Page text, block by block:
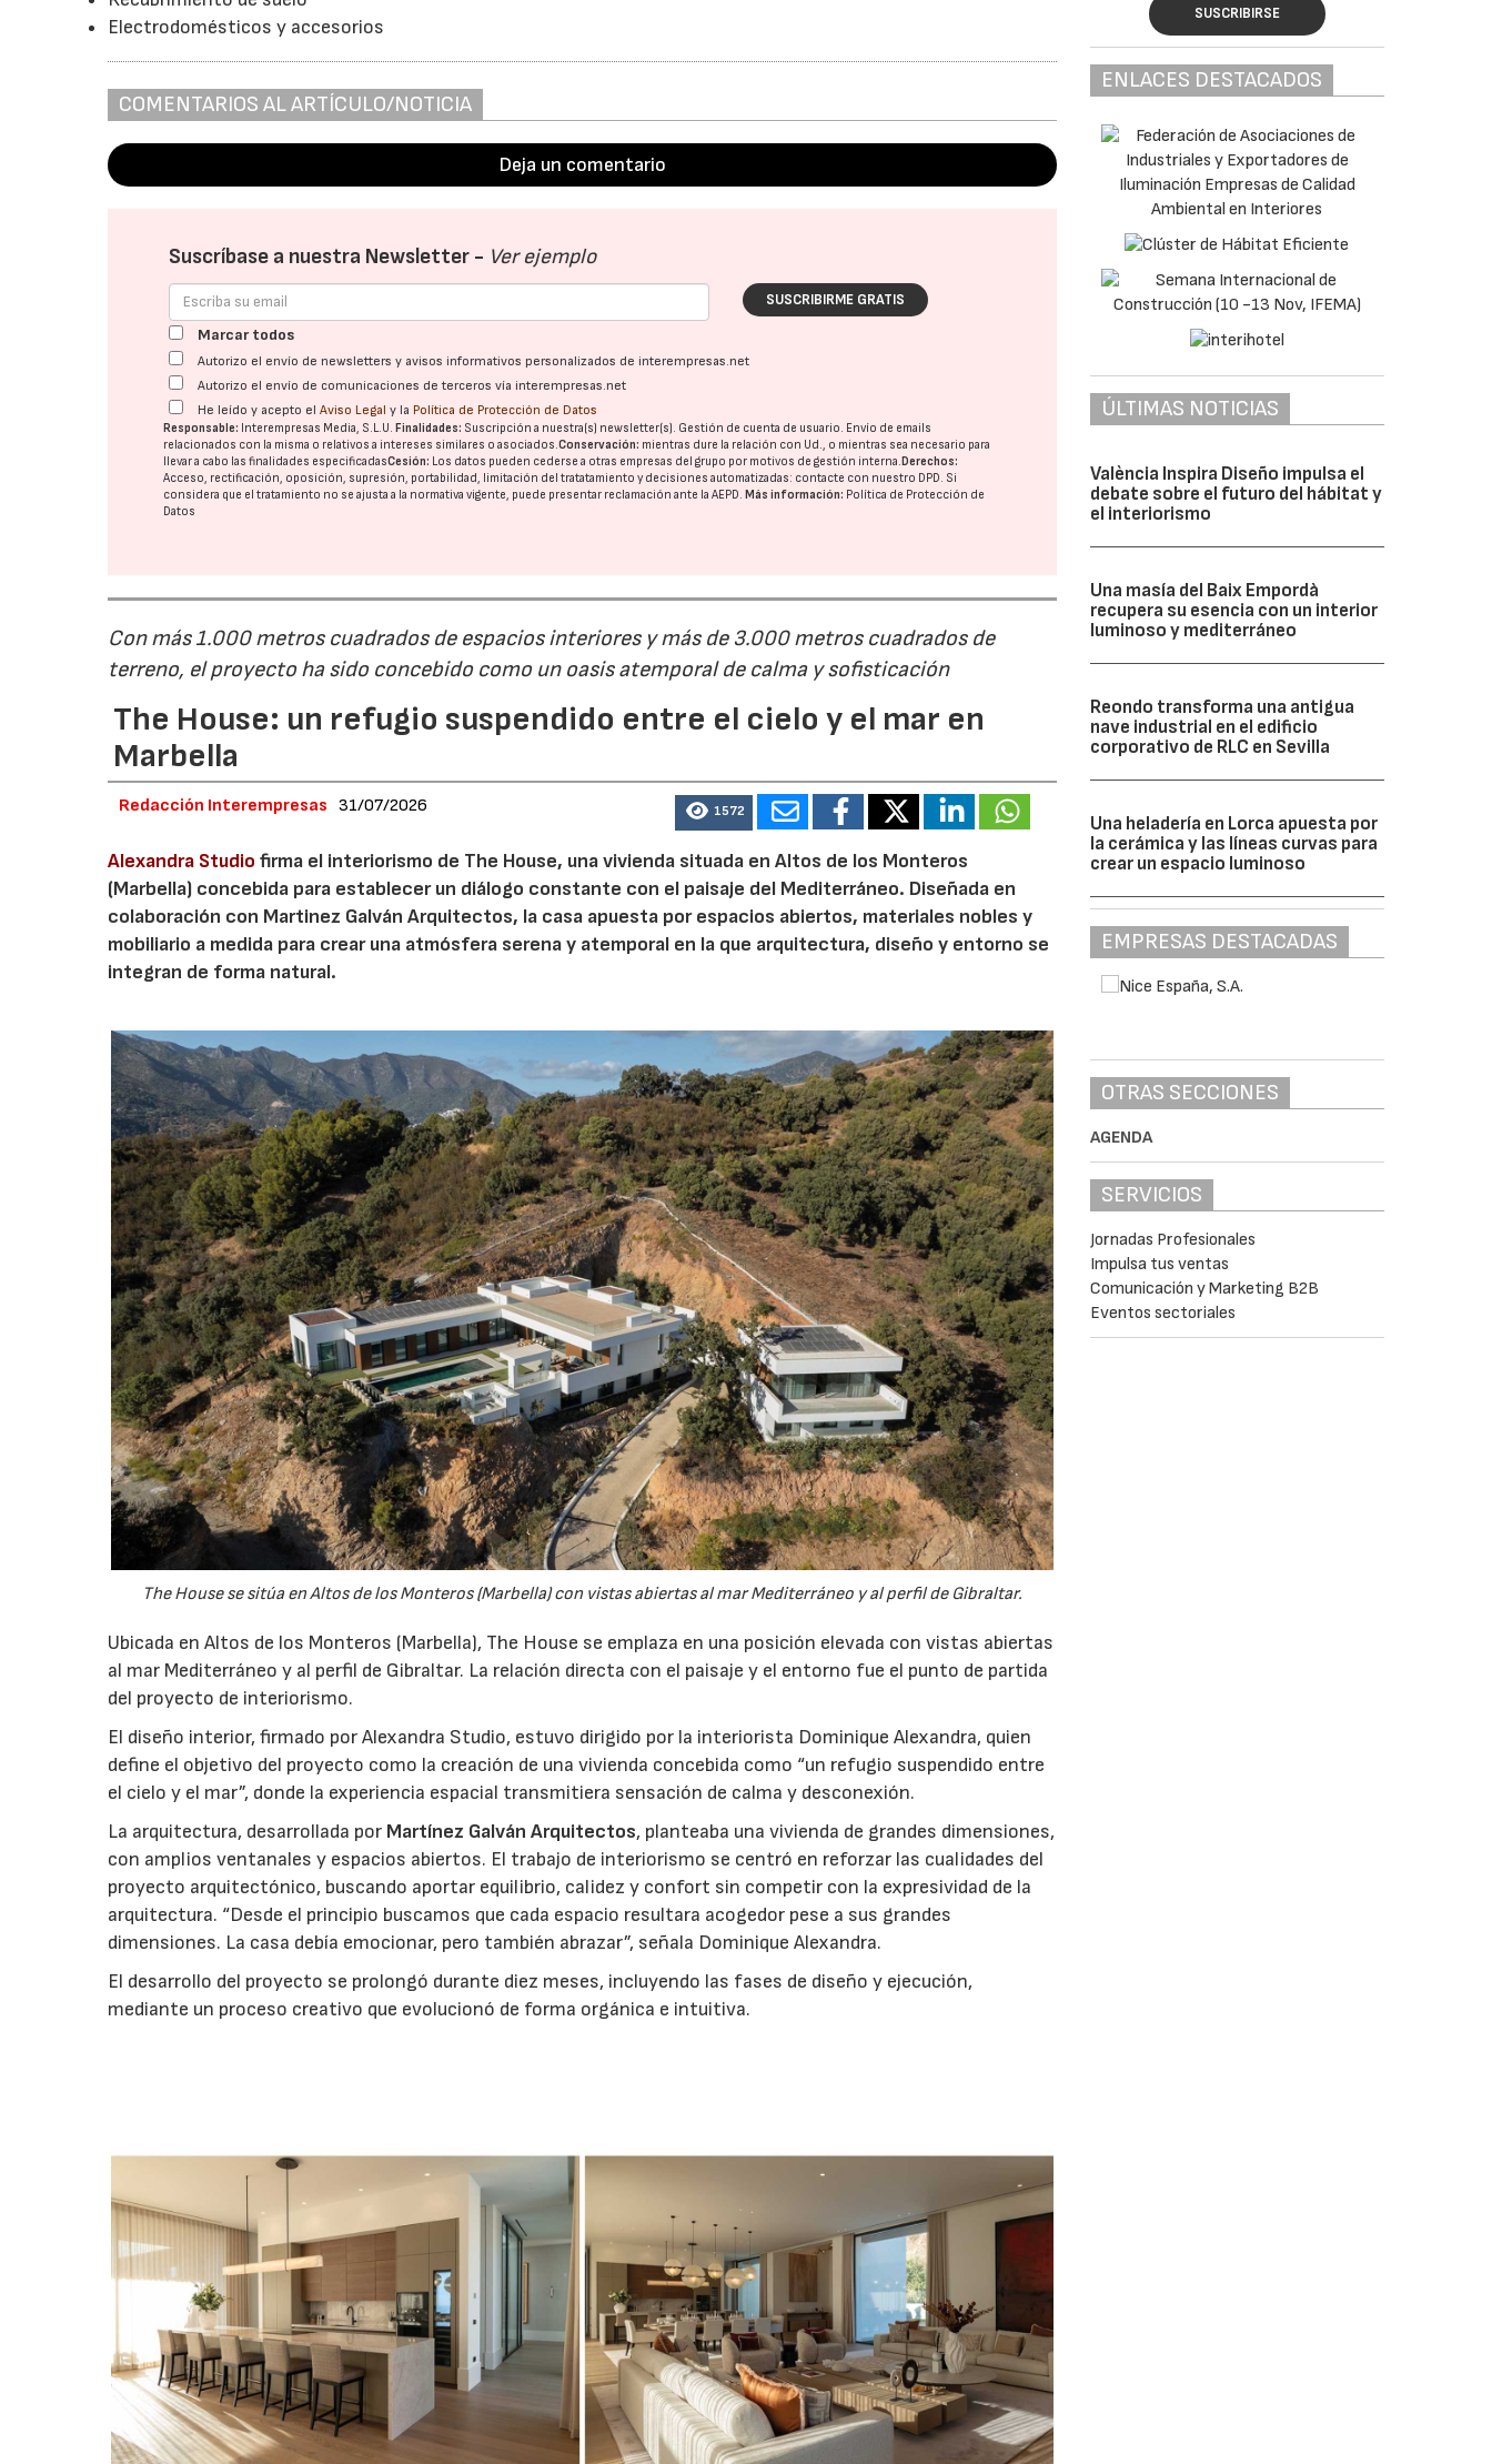
Electrodomésticos y accesorios
COMENTARIOS AL ARTÍCULO/NOTICIA
Deja un comentario
Suscríbase a nuestra Newsletter - Ver ejemplo
SUSCRIBIRME GRATIS
Marcar todos
Autorizo el envío de newsletters y avisos informativos personalizados de interempresas.net
Autorizo el envío de comunicaciones de terceros vía interempresas.net
He leído y acepto elAviso Legal y la Política de Protección de Datos
Responsable: Interempresas Media, S.L.U.Finalidades: Suscripción a nuestra(s) newsletter(s). Gestión de cuenta de usuario. Envío de emails
relacionados con la misma o relativos a intereses similares o asociados.Conservación: mientras dure la relación con Ud., o mientras sea necesario para
llevar a cabo las finalidades especificadasCesión: Los datos pueden cederse a otras empresas del grupo por motivos de gestión interna.Derechos:
Acceso, rectificación, oposición, supresión, portabilidad, limitación del tratatamiento y decisiones automatizadas: contacte con nuestro DPD. Si
considera que el tratamiento no se ajusta a la normativa vigente, puede presentar reclamación ante laAEPD.Más información: Política de Protección de
Datos
Con más 1.000 metros cuadrados de espacios interiores y más de 3.000 metros cuadrados de
terreno, el proyecto ha sido concebido como un oasis atemporal de calma y sofisticación
The House: un refugio suspendido entre el cielo y el mar en
Marbella
Redacción Interempresas 31/07/2026 1572
Alexandra Studio firma el interiorismo de The House, una vivienda situada en Altos de los Monteros
(Marbella) concebida para establecer un diálogo constante con el paisaje del Mediterráneo. Diseñada en
colaboración con Martinez Galván Arquitectos, la casa apuesta por espacios abiertos, materiales nobles y
mobiliario a medida para crear una atmósfera serena y atemporal en la que arquitectura, diseño y entorno se
integran de forma natural.
The House se sitúa en Altos de los Monteros (Marbella) con vistas abiertas al mar Mediterráneo y al perfil de Gibraltar.
Ubicada en Altos de los Monteros (Marbella), The House se emplaza en una posición elevada con vistas abiertas
al mar Mediterráneo y al perfil de Gibraltar. La relación directa con el paisaje y el entorno fue el punto de partida
del proyecto de interiorismo.
El diseño interior, firmado por Alexandra Studio, estuvo dirigido por la interiorista Dominique Alexandra, quien
define el objetivo del proyecto como la creación de una vivienda concebida como “un refugio suspendido entre
el cielo y el mar”, donde la experiencia espacial transmitiera sensación de calma y desconexión.
La arquitectura, desarrollada por Martínez Galván Arquitectos, planteaba una vivienda de grandes dimensiones,
con amplios ventanales y espacios abiertos. El trabajo de interiorismo se centró en reforzar las cualidades del
proyecto arquitectónico, buscando aportar equilibrio, calidez y confort sin competir con la expresividad de la
arquitectura. “Desde el principio buscamos que cada espacio resultara acogedor pese a sus grandes
dimensiones. La casa debía emocionar, pero también abrazar”, señala Dominique Alexandra.
El desarrollo del proyecto se prolongó durante diez meses, incluyendo las fases de diseño y ejecución,
mediante un proceso creativo que evolucionó de forma orgánica e intuitiva.
SUSCRIBIRSE
ENLACES DESTACADOS
ÚLTIMAS NOTICIAS
València Inspira Diseño impulsa el
debate sobre el futuro del hábitat y
el interiorismo
Una masía del Baix Empordà
recupera su esencia con un interior
luminoso y mediterráneo
Reondo transforma una antigua
nave industrial en el edificio
corporativo de RLC en Sevilla
Una heladería en Lorca apuesta por
la cerámica y las líneas curvas para
crear un espacio luminoso
EMPRESAS DESTACADAS
OTRAS SECCIONES
AGENDA
SERVICIOS
Jornadas Profesionales
Impulsa tus ventas
Comunicación y Marketing B2B
Eventos sectoriales